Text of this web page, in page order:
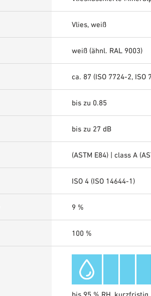
Vlies, weiß
weiß (ähnl. RAL 9003)
ca. 87 (ISO 7724-2, ISO
bis zu 0.85
bis zu 27 dB
(ASTM E84) | class A
ISO 4 (ISO 14644-1)
9 %
100 %